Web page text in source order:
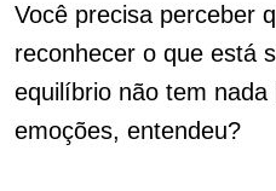
Você precisa perceber
reconhecer o que está
equilíbrio não tem
emoções, entendeu?